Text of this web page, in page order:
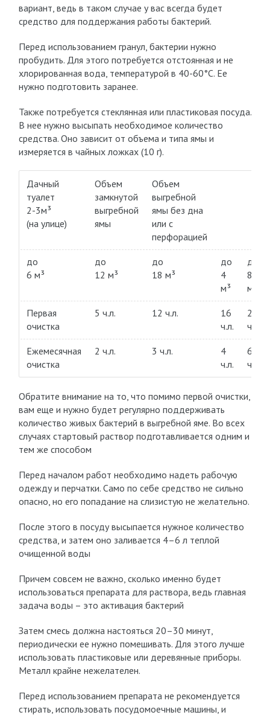
вариант, ведь в таком случае у вас всегда будет
средство для поддержания работы бактерий.
Перед использованием гранул, бактерии нужно
пробудить. Для этого потребуется отстоянная и не
хлорированная вода, температурой в 40-60°С. Ее
нужно подготовить заранее.
Также потребуется стеклянная или пластиковая посуда.
В нее нужно высыпать необходимое количество
средства. Оно зависит от объема и типа ямы и
измеряется в чайных ложках (10 г).
Дачный
туалет
2-3м³
(на улице)
Объем
замкнутой
выгребной
ямы
Объем
выгребной
ямы без дна
или с
перфорацией
до
6 м³
до
12 м³
до
18 м³
до
4
м³
до
8
м³
Первая
очистка
5 ч.л. 12 ч.л.
16
ч.л.
20
ч.л.
Ежемесячная
очистка
2 ч.л. 3 ч.л.
4
ч.л.
6
ч.л.
Обратите внимание на то, что помимо первой очистки,
вам еще и нужно будет регулярно поддерживать
количество живых бактерий в выгребной яме. Во всех
случаях стартовый раствор подготавливается одним и
тем же способом
Перед началом работ необходимо надеть рабочую
одежду и перчатки. Само по себе средство не сильно
опасно, но его попадание на слизистую не желательно.
После этого в посуду высыпается нужное количество
средства, и затем оно заливается 4–6 л теплой
очищенной воды
Причем совсем не важно, сколько именно будет
использоваться препарата для раствора, ведь главная
задача воды – это активация бактерий
Затем смесь должна настояться 20–30 минут,
периодически ее нужно помешивать. Для этого лучше
использовать пластиковые или деревянные приборы.
Металл крайне нежелателен.
Перед использованием препарата не рекомендуется
стирать, использовать посудомоечные машины, и